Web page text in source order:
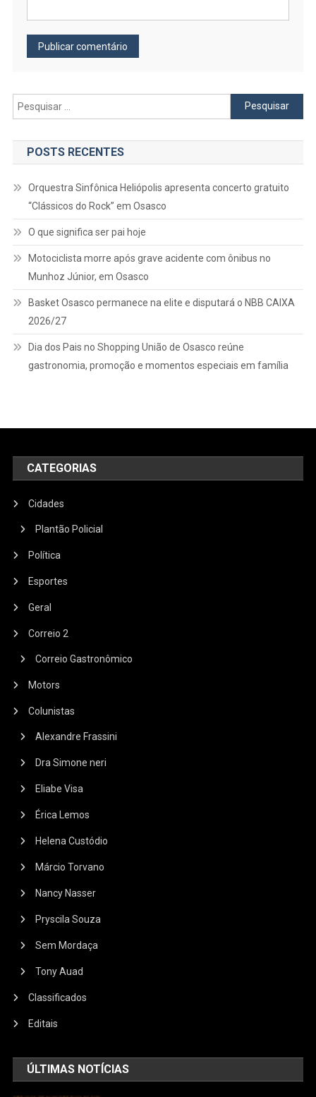
Pesquisar
por:
POSTS RECENTES
Orquestra Sinfônica Heliópolis apresenta concerto gratuito
“Clássicos do Rock” em Osasco
O que significa ser pai hoje
Motociclista morre após grave acidente com ônibus no
Munhoz Júnior, em Osasco
Basket Osasco permanece na elite e disputará o NBB CAIXA
2026/27
Dia dos Pais no Shopping União de Osasco reúne
gastronomia, promoção e momentos especiais em família
CATEGORIAS
Cidades
Plantão Policial
Política
Esportes
Geral
Correio 2
Correio Gastronômico
Motors
Colunistas
Alexandre Frassini
Dra Simone neri
Eliabe Visa
Érica Lemos
Helena Custódio
Márcio Torvano
Nancy Nasser
Pryscila Souza
Sem Mordaça
Tony Auad
Classificados
Editais
ÚLTIMAS NOTÍCIAS